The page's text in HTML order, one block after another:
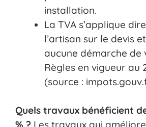
installation.
La TVA s’applique
l’artisan sur le devis
aucune démarche de
Règles en vigueur au
(source :
Quels travaux bénéficient